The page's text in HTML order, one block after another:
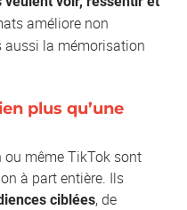
améliore non
aussi la mémorisation
plus qu’une
ou même TikTok sont
à part entière. Ils
ciblées, de